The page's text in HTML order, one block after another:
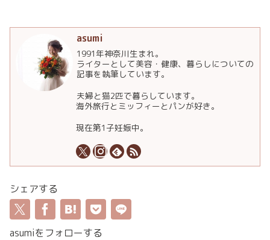
asumi
1991年神奈川生まれ。
ライターとして美容・健康、暮らしについての
記事を執筆しています。
夫婦と猫2匹で暮らしています。
海外旅行とミッフィーとパンが好き。
現在第1子妊娠中。
シェアする
asumiをフォローする